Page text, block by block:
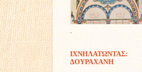
.
ΙΧΝΗΛΑΤΩΝΤΑΣ:
ΔΟΥΡΑΧΑΝΗ